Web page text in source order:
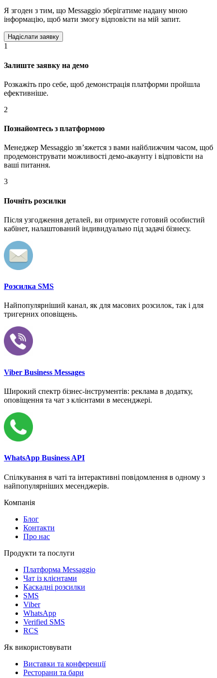
Я згоден з тим, що Messaggio зберігатиме надану мною
інформацію, щоб мати змогу відповісти на мій запит.
1
Залиште заявку на демо
Розкажіть про себе, щоб демонстрація платформи пройшла
ефективніше.
2
Познайомтесь з платформою
Менеджер Messaggio звʼяжется з вами найближчим часом, щоб
продемонструвати можливості демо-акаунту і відповісти на
ваші питання.
3
Почніть розсилки
Після узгодження деталей, ви отримуєте готовий особистий
кабінет, налаштований індивидуально під задачі бізнесу.
Розсилка SMS
Найпопулярніший канал, як для масових розсилок, так і для
тригерних оповіщень.
Viber Business Messages
Широкий спектр бізнес-інструментів: реклама в додатку,
оповіщення та чат з клієнтами в месенджері.
WhatsApp Business API
Спілкування в чаті та інтерактивні повідомлення в одному з
найпопулярніших месенджерів.
Компанія
Блог
Контакти
Про нас
Продукти та послуги
Платформа Messaggio
Чат із клієнтами
Каскадні розсилки
SMS
Viber
WhatsApp
Verified SMS
RCS
Як використовувати
Виставки та конференції
Ресторани та бари